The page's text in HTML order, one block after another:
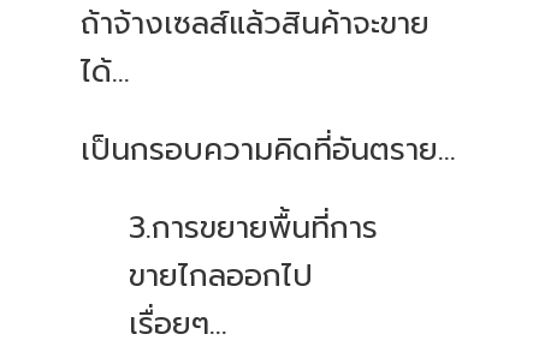
ถ้าจ้างเซลส์แล้วสินค้าจะขาย
ได้…
เป็นกรอบความคิดที่อันตราย…
3.การขยายพื้นที่การ
ขายไกลออกไป
เรื่อยๆ…